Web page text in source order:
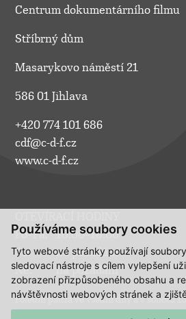
Používáme soubory cookies
Tyto webové stránky používají
sledovací nástroje s cílem vylepšení
zobrazení přizpůsobeného obsahu a
návštěvnosti webových stránek a
Centrum dokumentárního filmu
Stříbrný dům
Masarykovo náměstí 21
586 01 Jihlava
+420 774 101 686
cdf@c-d-f.cz
www.c-d-f.cz
Po–Pá:
10.00–18.00
So:
na požádání
Ne:
na požádání
Polední pauza ve všední dny a v sobotu